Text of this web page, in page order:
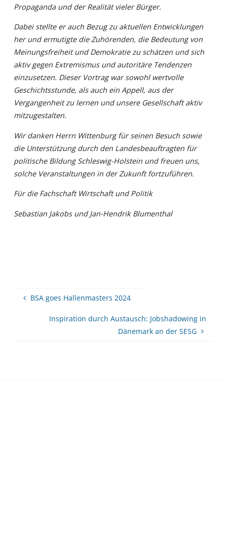
Propaganda und der Realität vieler Bürger.
Dabei stellte er auch Bezug zu aktuellen Entwicklungen
her und ermutigte die Zuhörenden, die Bedeutung von
Meinungsfreiheit und Demokratie zu schätzen und sich
aktiv gegen Extremismus und autoritäre Tendenzen
einzusetzen. Dieser Vortrag war sowohl wertvolle
Geschichtsstunde, als auch ein Appell, aus der
Vergangenheit zu lernen und unsere Gesellschaft aktiv
mitzugestalten.
Wir danken Herrn Wittenburg für seinen Besuch sowie
die Unterstützung durch den Landesbeauftragten für
politische Bildung Schleswig-Holstein und freuen uns,
solche Veranstaltungen in der Zukunft fortzuführen.
Für die Fachschaft Wirtschaft und Politik
Sebastian Jakobs und Jan-Hendrik Blumenthal
BSA goes Hallenmasters 2024
Inspiration durch Austausch: Jobshadowing in
Dänemark an der SESG